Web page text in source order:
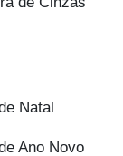
Natal
Ano Novo